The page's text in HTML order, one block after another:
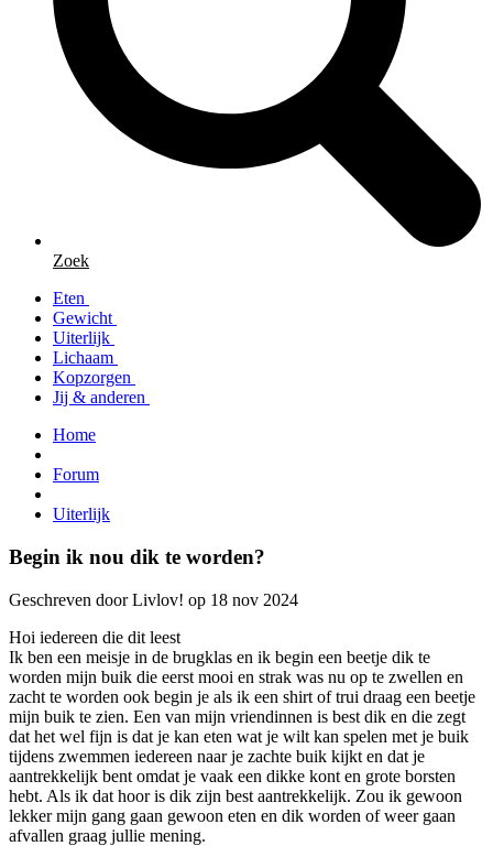
Zoek
Eten
Gewicht
Uiterlijk
Lichaam
Kopzorgen
Jij & anderen
Home
Forum
Uiterlijk
Begin ik nou dik te worden?
Geschreven door Livlov! op 18 nov 2024
Hoi iedereen die dit leest
Ik ben een meisje in de brugklas en ik begin een beetje dik te
worden mijn buik die eerst mooi en strak was nu op te zwellen en
zacht te worden ook begin je als ik een shirt of trui draag een beetje
mijn buik te zien. Een van mijn vriendinnen is best dik en die zegt
dat het wel fijn is dat je kan eten wat je wilt kan spelen met je buik
tijdens zwemmen iedereen naar je zachte buik kijkt en dat je
aantrekkelijk bent omdat je vaak een dikke kont en grote borsten
hebt. Als ik dat hoor is dik zijn best aantrekkelijk. Zou ik gewoon
lekker mijn gang gaan gewoon eten en dik worden of weer gaan
afvallen graag jullie mening.